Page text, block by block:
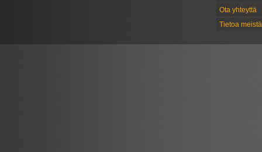
Ota yhteyttä
Tietoa meistä